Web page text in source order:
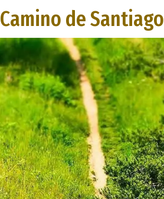
Camino de Santiago